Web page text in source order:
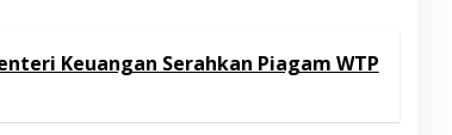
Keuangan Serahkan Piagam WTP